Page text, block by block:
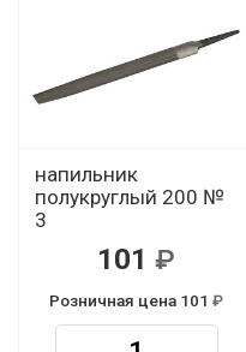
напильник
полукруглый 200 №
3
101
Розничная цена 101